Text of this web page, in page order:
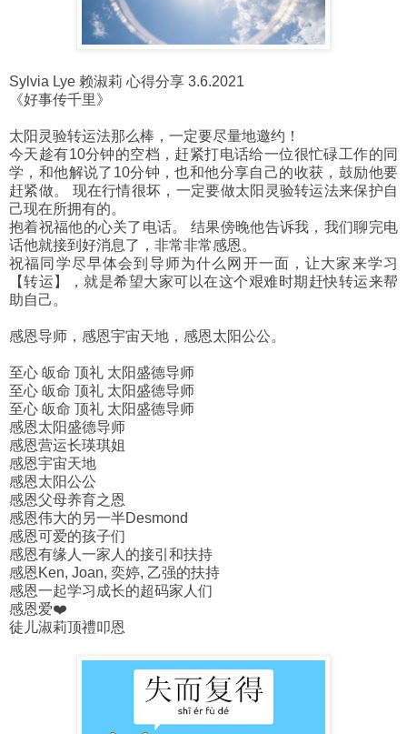
Sylvia Lye 赖淑莉 心得分享 3.6.2021
《好事传千里》
太阳灵验转运法那么棒，一定要尽量地邀约！
今天趁有10分钟的空档，赶紧打电话给一位很忙碌工作的同
学，和他解说了10分钟，也和他分享自己的收获，鼓励他要
赶紧做。 现在行情很坏，一定要做太阳灵验转运法来保护自
己现在所拥有的。
抱着祝福他的心关了电话。 结果傍晚他告诉我，我们聊完电
话他就接到好消息了，非常非常感恩。
祝福同学尽早体会到导师为什么网开一面，让大家来学习
【转运】，就是希望大家可以在这个艰难时期赶快转运来帮
助自己。
感恩导师，感恩宇宙天地，感恩太阳公公。
至心 皈命 顶礼 太阳盛德导师
至心 皈命 顶礼 太阳盛德导师
至心 皈命 顶礼 太阳盛德导师
感恩太阳盛德导师
感恩营运长瑛琪姐
感恩宇宙天地
感恩太阳公公
感恩父母养育之恩
感恩伟大的另一半Desmond
感恩可爱的孩子们
感恩有缘人一家人的接引和扶持
感恩Ken, Joan, 奕婷, 乙强的扶持
感恩一起学习成长的超码家人们
感恩爱❤️
徒儿淑莉顶禮叩恩